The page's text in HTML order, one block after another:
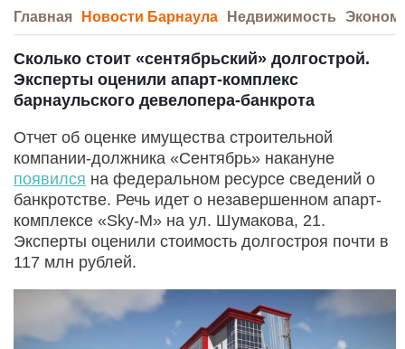
Главная Новости Барнаула Недвижимость
Сколько стоит «сентябрьский» долгострой.
Эксперты оценили апарт-комплекс
барнаульского девелопера-банкрота
Отчет об оценке имущества строительной
компании-должника «Сентябрь» накануне
появился на федеральном ресурсе сведений о
банкротстве. Речь идет о незавершенном апарт-
комплексе «Sky-M» на ул. Шумакова, 21.
Эксперты оценили стоимость долгостроя почти в
117 млн рублей.